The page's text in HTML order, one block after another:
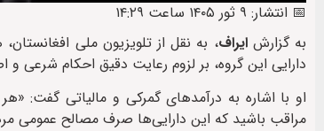
📅 انتشار: ۹ ثور ۱۴۰۵ ساعت ۱۴:۲۹
به گزارش ایراف، به نقل از تلویزیون ملی
دارایی این گروه، بر لزوم رعایت دقیق احکام شرعی و
او با اشاره به درآمدهای گمرکی و مالیاتی گفت:
مراقب باشید که این دارایی‌ها صرف مصالح عمومی